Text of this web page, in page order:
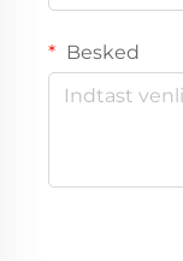
Besked